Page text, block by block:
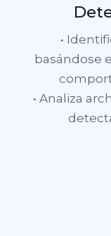
•
basándose
• Analiza